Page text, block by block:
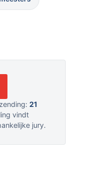
21
vindt
jury.